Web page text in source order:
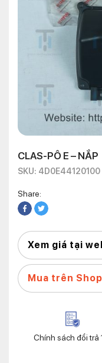
CLAS-PÔ E – NẮP
SKU: 4D0E44120100
Share:
Xem giá tại
Mua trên
Chính sách đổi trả